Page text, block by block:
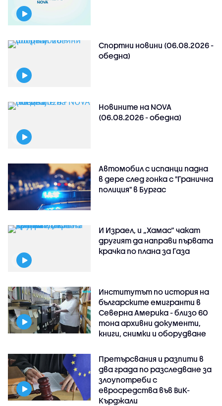
Спортни новини (06.08.2026 -
обедна)
Новините на NOVA
(06.08.2026 - обедна)
Автомобил с испанци падна
в дере след гонка с "Гранична
полиция" в Бургас
И Израел, и „Хамас“ чакат
другият да направи първата
крачка по плана за Газа
Институтът по история на
българските емигранти в
Северна Америка - близо 60
тона архивни документи,
книги, снимки и оборудване
Претърсвания и разпити в
два града по разследване за
злоупотреби с
евросредства във ВиК-
Кърджали